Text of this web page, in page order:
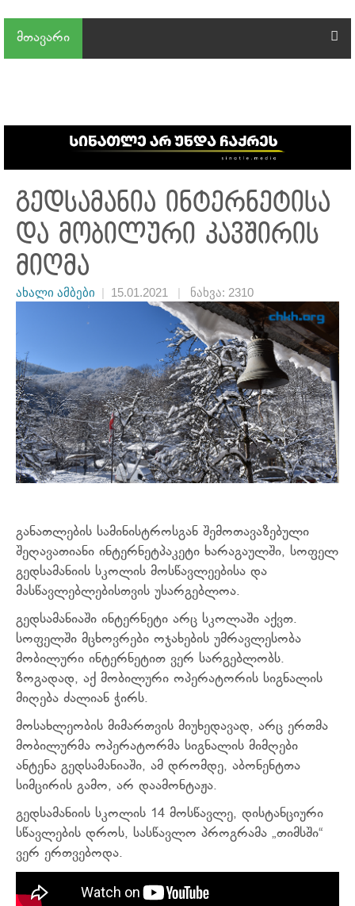
მთავარი
გედსამანია ინტერნეტისა
და მობილური კავშირის
მიღმა
ახალი ამბები 15.01.2021 ნახვა: 2310
განათლების სამინისტროსგან შემოთავაზებული
შეღავათიანი ინტერნეტპაკეტი ხარაგაულში, სოფელ
გედსამანიის სკოლის მოსწავლეებისა და
მასწავლებლებისთვის უსარგებლოა.
გედსამანიაში ინტერნეტი არც სკოლაში აქვთ.
სოფელში მცხოვრები ოჯახების უმრავლესობა
მობილური ინტერნეტით ვერ სარგებლობს.
ზოგადად, აქ მობილური ოპერატორის სიგნალის
მიღება ძალიან ჭირს.
მოსახლეობის მიმართვის მიუხედავად, არც ერთმა
მობილურმა ოპერატორმა სიგნალის მიმღები
ანტენა გედსამანიაში, ამ დრომდე, აბონენტთა
სიმცირის გამო, არ დაამონტაჟა.
გედსამანიის სკოლის 14 მოსწავლე, დისტანციური
სწავლების დროს, სასწავლო პროგრამა „თიმსში“
ვერ ერთვებოდა.